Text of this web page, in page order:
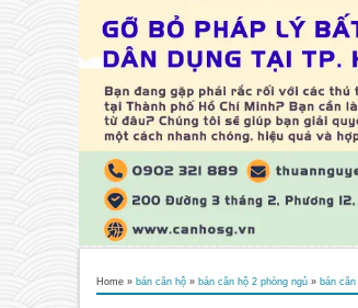
Home » bán căn hộ » bán căn hộ 2 phòng ngủ » bán